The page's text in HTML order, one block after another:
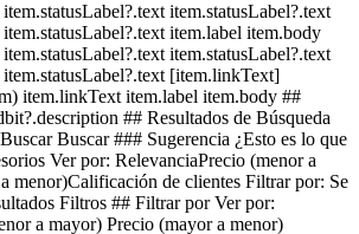
item.statusLabel?.text
item.label item.body
item.statusLabel?.text
[item.linkText]
item.linkText item.label item.body ##
## Resultados de Búsqueda
Buscar ### Sugerencia ¿Esto es lo que
Ver por: RelevanciaPrecio (menor a
menor)Calificación de clientes Filtrar por: Se
Filtros ## Filtrar por Ver por:
a mayor) Precio (mayor a menor)